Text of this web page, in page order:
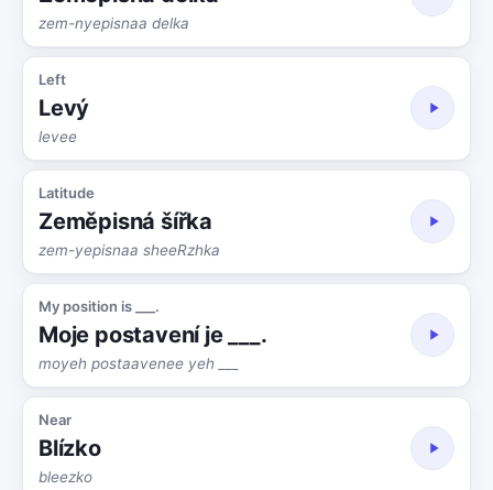
zem-nyepisnaa delka
Left
Levý
levee
Latitude
Zeměpisná šířka
zem-yepisnaa sheeRzhka
My position is ___.
Moje postavení je ___.
moyeh postaavenee yeh ___
Near
Blízko
bleezko